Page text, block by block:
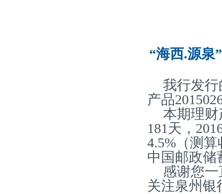
“海西.源泉
我行发行
产品
本期理财
181天，
4.5%（测
中国邮政储
感谢您
关注泉州银